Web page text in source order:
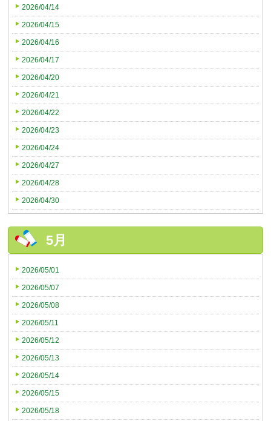
2026/04/14
2026/04/15
2026/04/16
2026/04/17
2026/04/20
2026/04/21
2026/04/22
2026/04/23
2026/04/24
2026/04/27
2026/04/28
2026/04/30
5月
2026/05/01
2026/05/07
2026/05/08
2026/05/11
2026/05/12
2026/05/13
2026/05/14
2026/05/15
2026/05/18